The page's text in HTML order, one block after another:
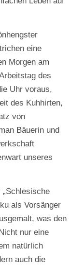
eine
Morgen am
des
Uhr voraus,
des Kuhhirten,
von
Bäuerin und
unseres
als Vorsänger
was den
nur eine
natürlich
auch die